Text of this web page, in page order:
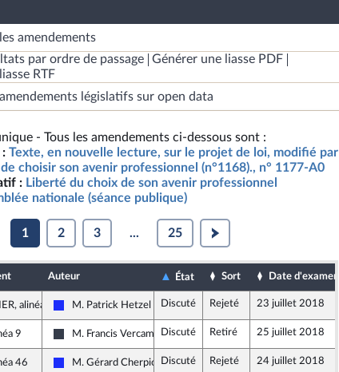
amendements
par ordre de passage
Générer une liasse PDF
RTF
législatifs sur open data
- Tous les amendements ci-dessous sont :
: Texte, en nouvelle lecture, sur le projet de loi, modifié par
choisir son avenir professionnel (n°1168)., n° 1177-A0
: Liberté du choix de son avenir professionnel
nationale (séance publique)
1 2 3 ... 25
Auteur État Sort Date d'examen
alinéa 178
Les Républicains
M. Patrick Hetzel Discuté Rejeté 23 juillet 2018
9
UDI, Agir et Indépendants
M. Francis VercamerDiscuté Retiré 25 juillet 2018
46
Les Républicains
M. Gérard CherpionDiscuté Rejeté 24 juillet 2018